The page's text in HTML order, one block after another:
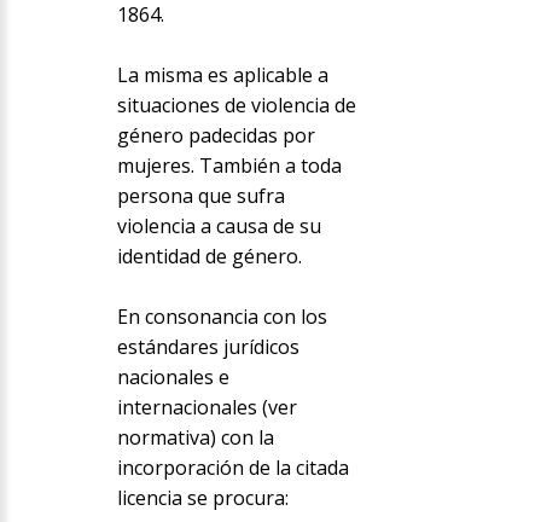
1864.
La misma es aplicable a
situaciones de violencia de
género padecidas por
mujeres. También a toda
persona que sufra
violencia a causa de su
identidad de género.
En consonancia con los
estándares jurídicos
nacionales e
internacionales (ver
normativa) con la
incorporación de la citada
licencia se procura: